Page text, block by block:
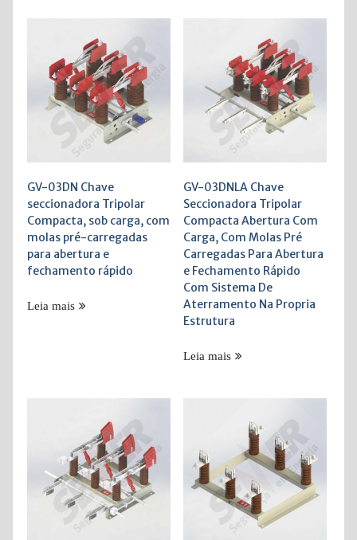
GV-03DN Chave
seccionadora Tripolar
Compacta, sob carga, com
molas pré-carregadas
para abertura e
fechamento rápido
Leia mais
GV-03DNLA Chave
Seccionadora Tripolar
Compacta Abertura Com
Carga, Com Molas Pré
Carregadas Para Abertura
e Fechamento Rápido
Com Sistema De
Aterramento Na Propria
Estrutura
Leia mais